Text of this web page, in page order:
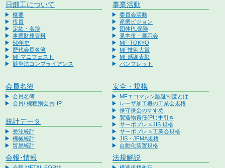
日鍛工について
概要
役員
定款・名簿
事業財務資料
50年史
歴代会長名簿
MFマニフェスト
競争法コンプライアンス
事業活動
委員会活動
産業ビジョン
団体PL保険
見本市・展示会
MF-TOKYO
MF技術大賞
MF感謝表彰
パンフレット
会員名簿
会員名簿
会員/ 機種別会員HP
統計データ
受注統計
機械統計
貿易統計
安全・規格
MFエコマシン認証制度とは
レーザ加工機の工業会規格
保守保全のすすめ
製造物責任(PL)手引き
サーボプレスJIS 規格
サーボプレス工業会規格
JIS・JFMA規格
自動化装置規格
会報･情報 法規解説